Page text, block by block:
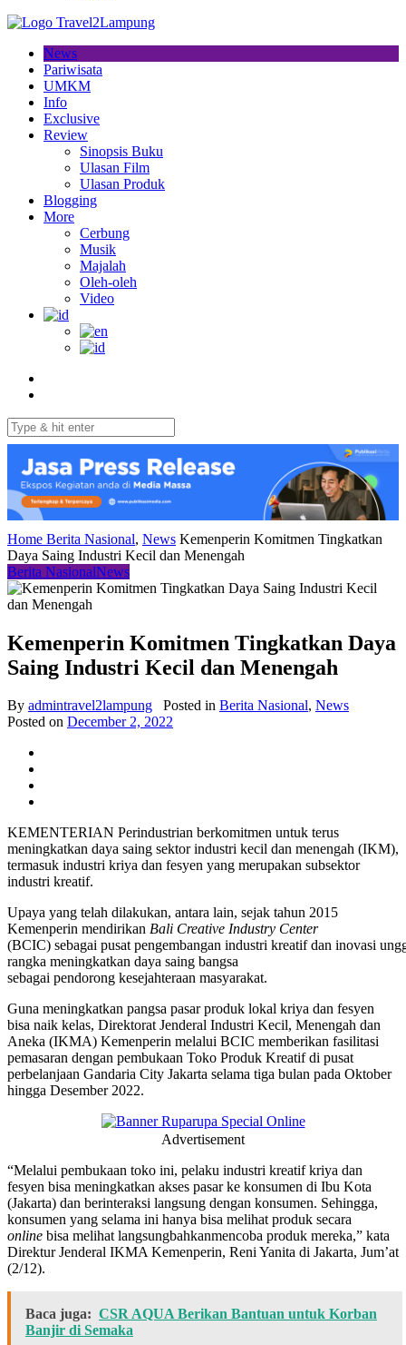
News
Pariwisata
UMKM
Info
Exclusive
Review
Sinopsis Buku
Ulasan Film
Ulasan Produk
Blogging
More
Cerbung
Musik
Majalah
Oleh-oleh
Video
Home Berita Nasional, News Kemenperin Komitmen Tingkatkan
Daya Saing Industri Kecil dan Menengah
Berita NasionalNews
Kemenperin Komitmen Tingkatkan Daya
Saing Industri Kecil dan Menengah
By admintravel2lampung Posted in Berita Nasional, News
Posted on December 2, 2022
KEMENTERIAN Perindustrian berkomitmen untuk terus
meningkatkan daya saing sektor industri kecil dan menengah (IKM),
termasuk industri kriya dan fesyen yang merupakan subsektor
industri kreatif.
Upaya yang telah dilakukan, antara lain, sejak tahun 2015
Kemenperin mendirikan Bali Creative Industry Center
(BCIC) sebagai pusat pengembangan industri kreatif dan inovasi
rangka meningkatkan daya saing bangsa
sebagai pendorong kesejahteraan masyarakat.
Guna meningkatkan pangsa pasar produk lokal kriya dan fesyen
bisa naik kelas, Direktorat Jenderal Industri Kecil, Menengah dan
Aneka (IKMA) Kemenperin melalui BCIC memberikan fasilitasi
pemasaran dengan pembukaan Toko Produk Kreatif di pusat
perbelanjaan Gandaria City Jakarta selama tiga bulan pada Oktober
hingga Desember 2022.
Advertisement
“Melalui pembukaan toko ini, pelaku industri kreatif kriya dan
fesyen bisa meningkatkan akses pasar ke konsumen di Ibu Kota
(Jakarta) dan berinteraksi langsung dengan konsumen. Sehingga,
konsumen yang selama ini hanya bisa melihat produk secara
online bisa melihat langsungbahkanmencoba produk mereka,” kata
Direktur Jenderal IKMA Kemenperin, Reni Yanita di Jakarta, Jum’at
(2/12).
Baca juga: CSR AQUA Berikan Bantuan untuk Korban
Banjir di Semaka